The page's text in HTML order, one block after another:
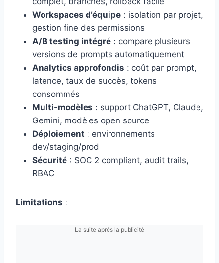
Workspaces d’équipe : isolation par projet,
gestion fine des permissions
A/B testing intégré : compare plusieurs
versions de prompts automatiquement
Analytics approfondis : coût par prompt,
latence, taux de succès, tokens
consommés
Multi-modèles : support ChatGPT, Claude,
Gemini, modèles open source
Déploiement : environnements
dev/staging/prod
Sécurité : SOC 2 compliant, audit trails,
RBAC
Limitations :
La suite après la publicité